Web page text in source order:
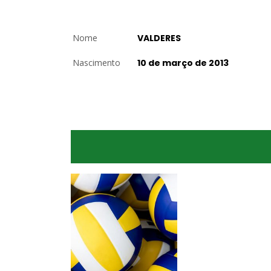
Nome VALDERES
Nascimento 10 de março de 2013